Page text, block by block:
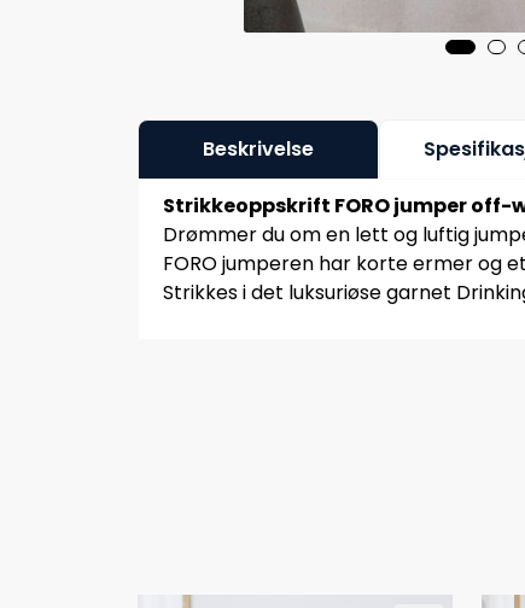
Beskrivelse
Strikkeoppskrift FORO jumper off-
Drømmer du om en lett og luftig
FORO jumperen har korte ermer og
Strikkes i det luksuriøse garnet